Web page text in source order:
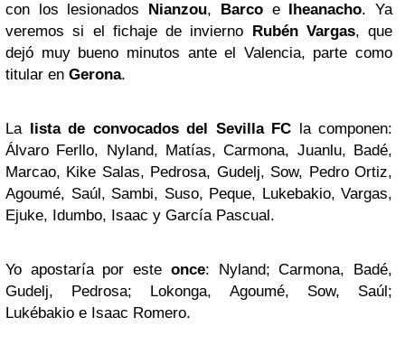
con los lesionados
Nianzou, Barco e Iheanacho. Ya
veremos si el fichaje de invierno
Rubén Vargas, que
dejó muy bueno minutos ante el Valencia, parte como
titular en Gerona.
La lista de convocados del Sevilla FC la componen:
Álvaro Ferllo, Nyland, Matías, Carmona, Juanlu, Badé,
Marcao, Kike Salas, Pedrosa, Gudelj, Sow, Pedro Ortiz,
Agoumé, Saúl, Sambi, Suso, Peque, Lukebakio, Vargas,
Ejuke, Idumbo, Isaac y García Pascual.
Yo apostaría por este once: Nyland; Carmona, Badé,
Gudelj, Pedrosa; Lokonga, Agoumé, Sow, Saúl;
Lukébakio e Isaac Romero.